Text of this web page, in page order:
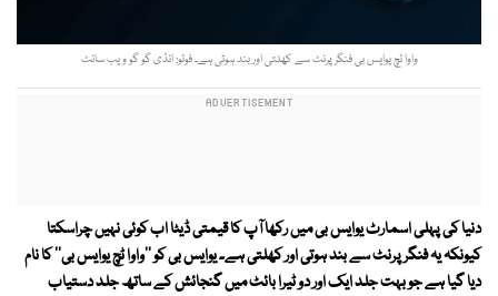
واوا ٹچ یوایس بی فنگر پرنٹ سے کھلتی اور بند ہوتی ہے۔ فوٹو: انڈی گو گو ویب سائٹ
دنیا کی پہلی اسمارٹ یوایس بی میں رکھا آپ کا قیمتی ڈیٹا اب کوئی نہیں چراسکتا
کیونکہ یہ فنگر پرنٹ سے بند ہوتی اور کھلتی ہے۔ یوایس بی کو ''واوا ٹچ یوایس بی'' کا نام
دیا گیا ہے جو بہت جلد ایک اور دو ٹیرا بائٹ میں گنجائش کے ساتھ جلد دستیاب